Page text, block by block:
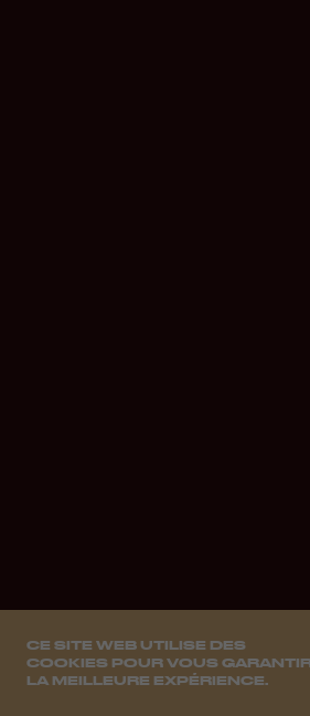
CE SITE WEB UTILISE DES
COOKIES POUR VOUS
LA MEILLEURE EXPÉRIENCE.